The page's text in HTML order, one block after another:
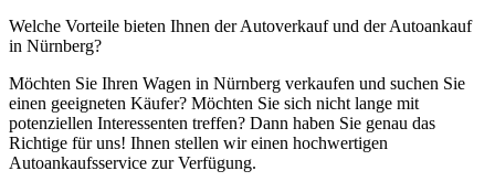
Welche Vorteile bieten Ihnen der Autoverkauf und der Autoankauf
in Nürnberg?
Möchten Sie Ihren Wagen in Nürnberg verkaufen und suchen Sie
einen geeigneten Käufer? Möchten Sie sich nicht lange mit
potenziellen Interessenten treffen? Dann haben Sie genau das
Richtige für uns! Ihnen stellen wir einen hochwertigen
Autoankaufsservice zur Verfügung.